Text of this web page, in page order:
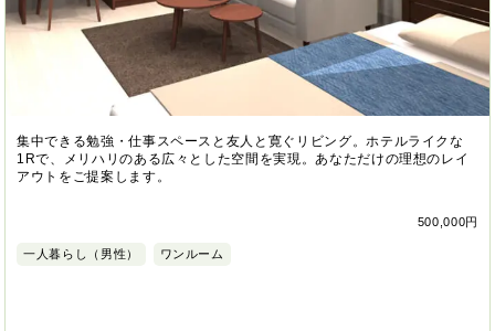
集中できる勉強・仕事スペースと友人と寛ぐリビング。ホテルライクな
1Rで、メリハリのある広々とした空間を実現。あなただけの理想のレイ
アウトをご提案します。
500,000円
一人暮らし（男性） ワンルーム